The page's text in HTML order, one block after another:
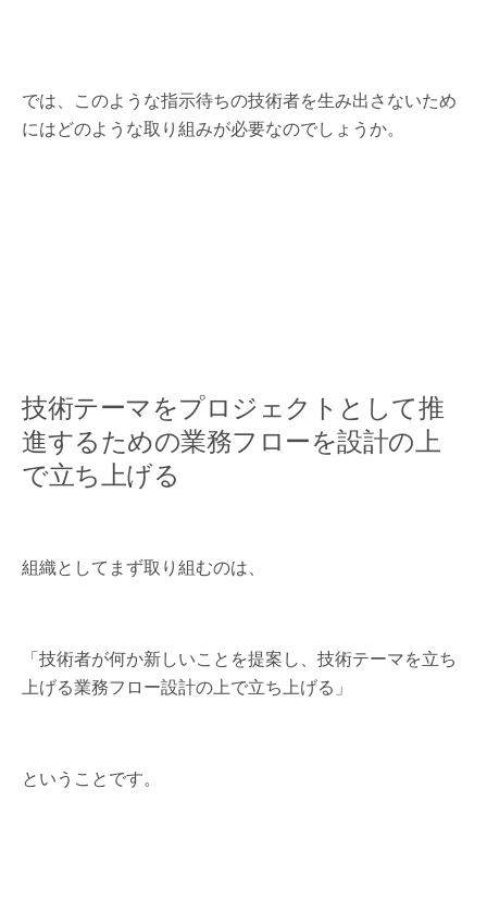
では、このような指示待ちの技術者を生み出さないため
にはどのような取り組みが必要なのでしょうか。
技術テーマをプロジェクトとして推
進するための業務フローを設計の上
で立ち上げる
組織としてまず取り組むのは、
「技術者が何か新しいことを提案し、技術テーマを立ち
上げる業務フロー設計の上で立ち上げる」
ということです。